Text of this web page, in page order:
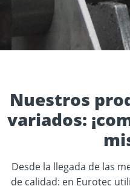
Nuestros
variados:
Desde la llegada de las
de calidad: en Eurotec